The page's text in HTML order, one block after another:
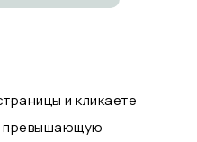
и кликаете
превышающую